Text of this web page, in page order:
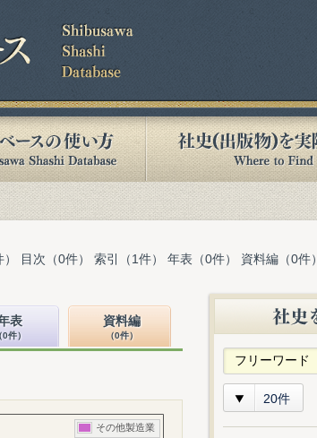
目次（0件） 索引（1件） 年表（0件） 資料編（0件）
表
0件）
資料編
（0件）
20件